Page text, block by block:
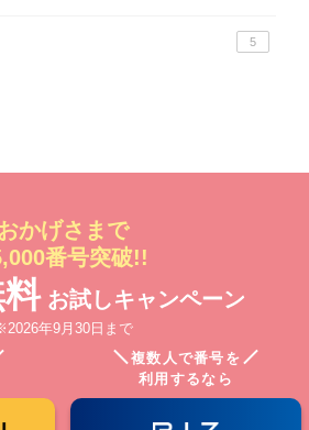
5
かげさまで
番号突破!!
お試しキャンペーン
年9月30日まで
複数人で番号を
利用するなら